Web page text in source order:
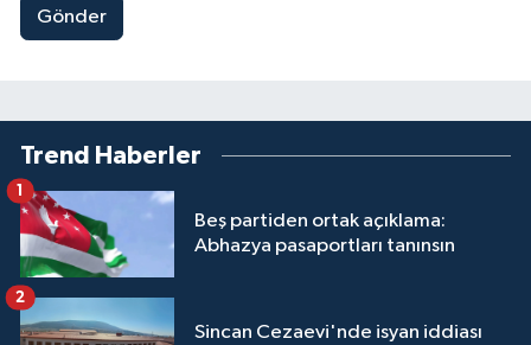
Gönder
Trend Haberler
Beş partiden ortak açıklama:
Abhazya pasaportları tanınsın
1
Sincan Cezaevi'nde isyan iddiası
2